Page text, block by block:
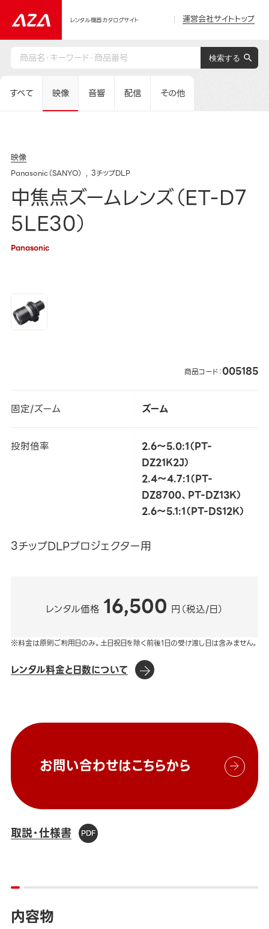
レンタル機器カタログサイト 運営会社サイトトップ
すべて 映像 音響 配信 その他
映像
Panasonic（SANYO） 3チップDLP
中焦点ズームレンズ（ET-D7
5LE30）
Panasonic
商品コード：005185
固定/ズーム ズーム
投射倍率
2.6～5.0:1（PT-
DZ21K2J）
2.4～4.7:1（PT-
DZ8700、PT-DZ13K）
2.6～5.1:1（PT-DS12K）
3チップDLPプロジェクター用
レンタル価格 16,500 円（税込/日）
※料金は原則ご利用日のみ。土日祝日を除く前後1日の受け渡し日は含みません。
レンタル料金と日数について
お問い合わせはこちらから
取説・仕様書
内容物